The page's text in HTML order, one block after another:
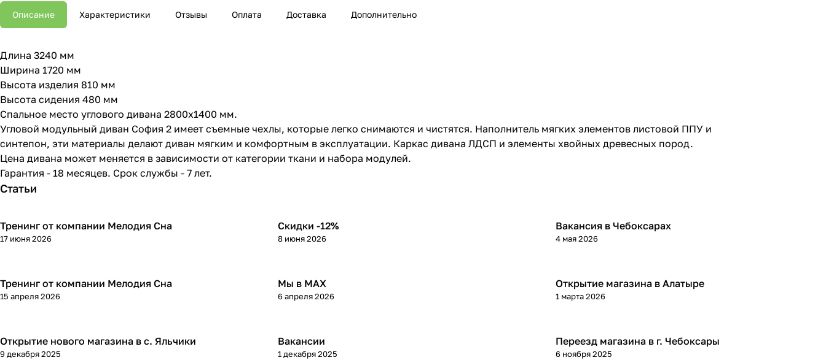
Описание Характеристики Отзывы Оплата Доставка Дополнительно
Длина 3240 мм
Ширина 1720 мм
Высота изделия 810 мм
Высота сидения 480 мм
Спальное место углового дивана 2800х1400 мм.
Угловой модульный диван София 2 имеет съемные чехлы, которые легко снимаются и чистятся. Наполнитель мягких элементов листовой ППУ и
синтепон, эти материалы делают диван мягким и комфортным в эксплуатации. Каркас дивана ЛДСП и элементы хвойных древесных пород.
Цена дивана может меняется в зависимости от категории ткани и набора модулей.
Гарантия - 18 месяцев. Срок службы - 7 лет.
Статьи
Тренинг от компании Мелодия Сна
17 июня 2026
Скидки -12%
8 июня 2026
Вакансия в Чебоксарах
4 мая 2026
Тренинг от компании Мелодия Сна
15 апреля 2026
Мы в МАХ
6 апреля 2026
Открытие магазина в Алатыре
1 марта 2026
Открытие нового магазина в с. Яльчики
9 декабря 2025
Вакансии
1 декабря 2025
Переезд магазина в г. Чебоксары
6 ноября 2025